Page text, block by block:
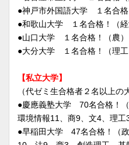
●神戸市外国語大学 １名合格
●和歌山大学 １名合格！（経
●山口大学 １名合格！（農）
●大分大学 １名合格！（理工
【私立大学】
（代ゼミ生合格者２名以上の
●慶應義塾大学 70名合格！（
環境情報11、商9、文4、理工3
●早稲田大学 47名合格！（